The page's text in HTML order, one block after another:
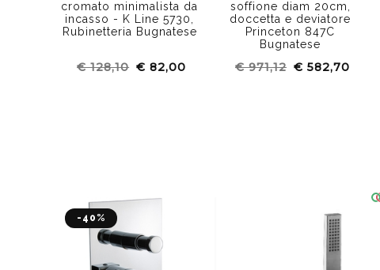
cromato minimalista da
incasso - K Line 5730,
Rubinetteria Bugnatese
€ 128,10 € 82,00
soffione diam 20cm,
doccetta e deviatore
Princeton 847C
Bugnatese
€ 971,12 € 582,70
-40%